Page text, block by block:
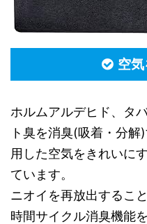
空
ホルムアルデヒド、タ
ト臭を消臭(吸着・分
用した空気をきれいに
ています。
ニオイを再放出するこ
時間サイクル消臭機能